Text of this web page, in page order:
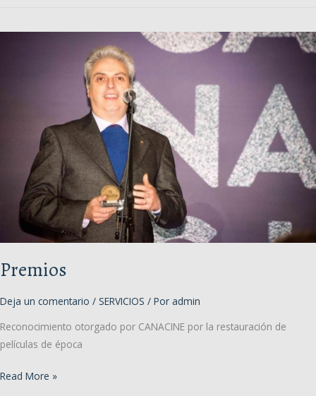
Premios
Deja un comentario / SERVICIOS / Por admin
Reconocimiento otorgado por CANACINE por la restauración de
películas de época
Premios
Read More »